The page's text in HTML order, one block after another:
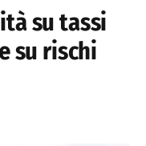
su tassi
su rischi